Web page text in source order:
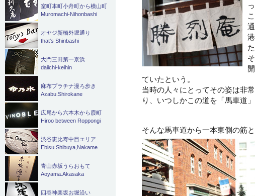
ていたという。
当時の人々にとってその姿は非
り、いつしかこの道を「馬車道
そんな馬車道から一本東側の筋
室町本町小舟町から横山町
Muromachi-Nihonbashi
オヤジ新橋外堀通り
that's Shinbashi
大門三田第一京浜
daiichi-keihin
麻布プラチナ漫ろ歩き
Azabu.Shirokane
広尾から六本木から霞町
Hiroo between Roppongi
渋谷恵比寿中目エリア
Ebisu.Shibuya,Nakame.
青山赤坂うらおもて
Aoyama.Akasaka
四谷神楽坂お堀沿い